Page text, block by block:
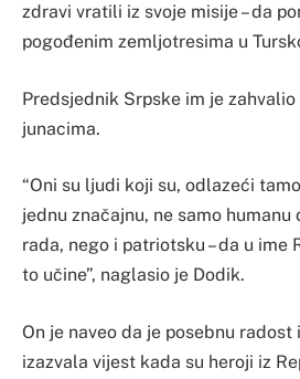
zdravi vratili iz svoje misije – da
pogođenim zemljotresima u
Predsjednik Srpske im je zahvalio
junacima.
“Oni su ljudi koji su, odlazeći
jednu značajnu, ne samo humanu
rada, nego i patriotsku – da u ime
to učine”, naglasio je Dodik.
On je naveo da je posebnu
izazvala vijest kada su heroji iz